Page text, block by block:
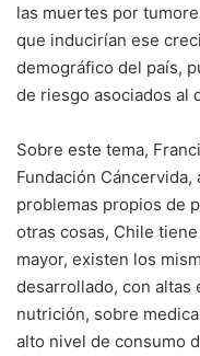
las muertes por
que inducirían ese
demográfico del país,
de riesgo asociados al
Sobre este tema,
Fundación
problemas propios de
otras cosas, Chile
mayor, existen los
desarrollado, con altas
nutrición, sobre
alto nivel de consumo